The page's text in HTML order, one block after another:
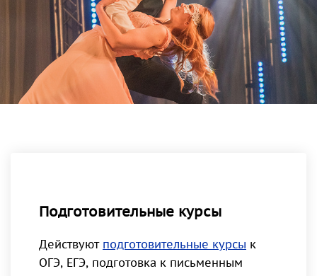
Подготовительные курсы
Действуют подготовительные курсы к
ОГЭ, ЕГЭ, подготовка к письменным